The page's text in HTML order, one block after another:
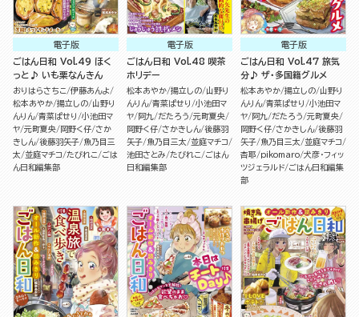
電子版
ごはん日和 Vol.49 ほく
っと♪ いも栗なんきん
おりはらさちこ 伊藤あんよ
松本あやか 揚立しの 山野り
んりん 青菜ぱせり
小池田マ
ヤ 元町夏央 岡野く仔 さか
きしん 後藤羽矢子 魚乃目三
太
並庭マチコ たびれこ
ごは
ん日和編集部
電子版
ごはん日和 Vol.48 喫茶
ホリデー
松本あやか 揚立しの 山野り
んりん 青菜ぱせり
小池田マ
ヤ 阿九 だたろう 元町夏央
岡野く仔 さかきしん 後藤羽
矢子 魚乃目三太
並庭マチコ
池田さとみ たびれこ
ごはん
日和編集部
電子版
ごはん日和 Vol.47 旅気
分♪ ザ・多国籍グルメ
松本あやか 揚立しの 山野り
んりん 青菜ぱせり
小池田マ
ヤ 阿九 だたろう 元町夏央
岡野く仔 さかきしん 後藤羽
矢子 魚乃目三太
並庭マチコ
杏耶
pikomaro 犬彦・フィッ
ツジェラルド ごはん日和編集
部